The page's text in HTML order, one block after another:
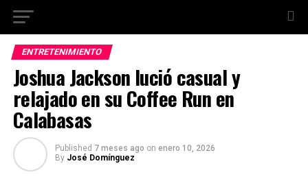
ENTRETENIMIENTO
Joshua Jackson lució casual y
relajado en su Coffee Run en
Calabasas
Published 7 meses ago on enero 10, 2026
By José Domínguez